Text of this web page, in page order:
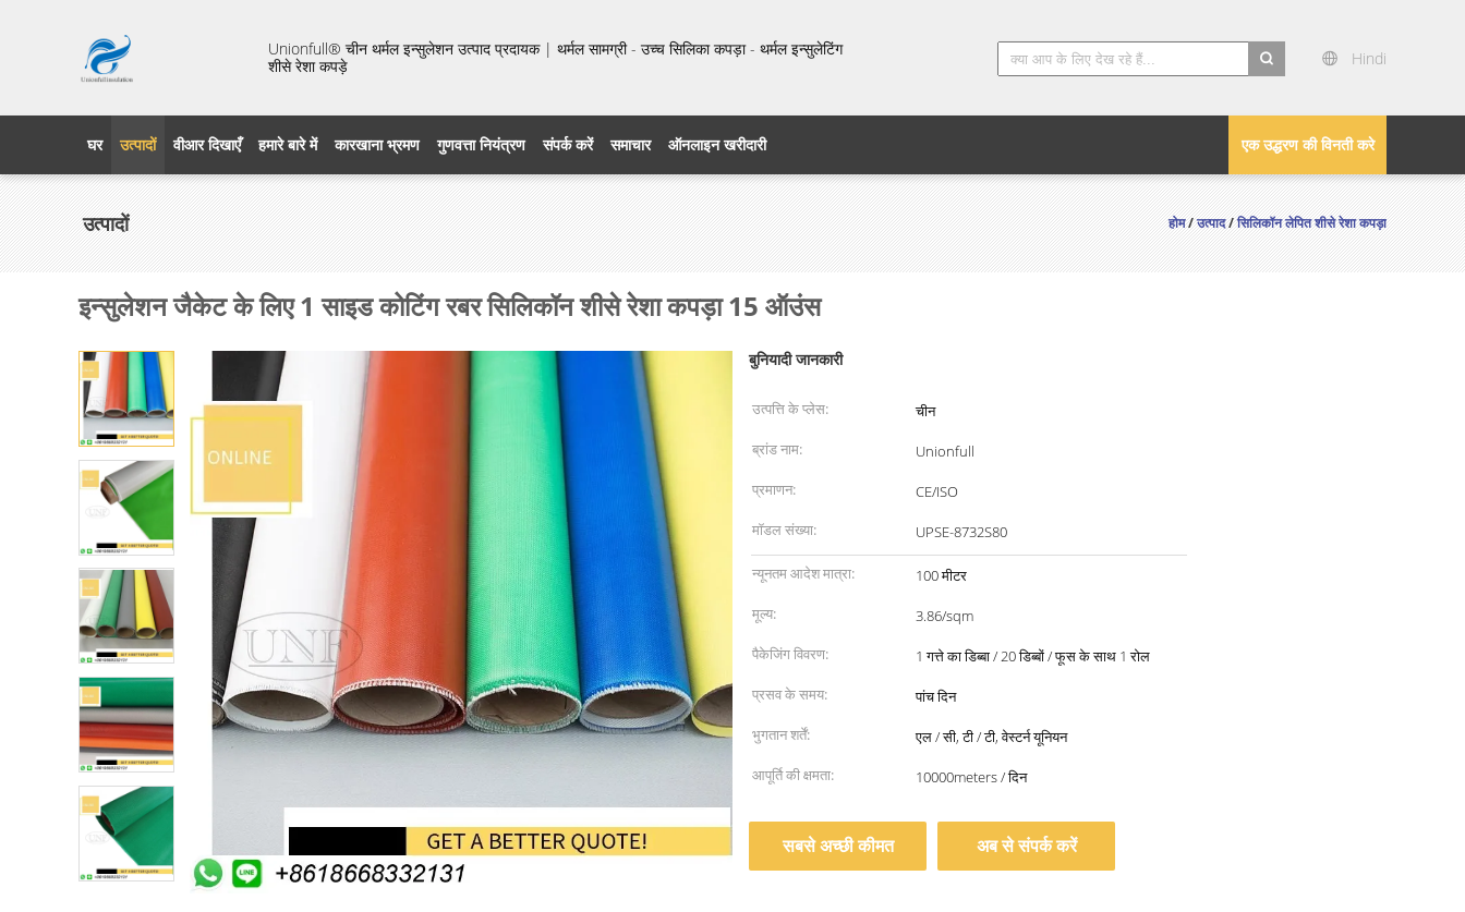
Unionfull® चीन थर्मल इन्सुलेशन उत्पाद प्रदायक | थर्मल सामग्री - उच्च सिलिका कपड़ा - थर्मल इन्सुलेटिंग
शीसे रेशा कपड़े
Hindi
एक उद्धरण की विनती करे
घर उत्पादों वीआर दिखाएँ हमारे बारे में कारखाना भ्रमण गुणवत्ता नियंत्रण संपर्क करें समाचार ऑनलाइन खरीदारी
उत्पादों होम/उत्पाद/सिलिकॉन लेपित शीसे रेशा कपड़ा
इन्सुलेशन जैकेट के लिए 1 साइड कोटिंग रबर सिलिकॉन शीसे रेशा कपड़ा 15 ऑउंस
बुनियादी जानकारी
उत्पत्ति के प्लेस:
चीन
ब्रांड नाम:
Unionfull
प्रमाणन:
CE/ISO
मॉडल संख्या:
UPSE-8732S80
न्यूनतम आदेश मात्रा:
100 मीटर
मूल्य:
3.86/sqm
पैकेजिंग विवरण:
1 गत्ते का डिब्बा / 20 डिब्बों / फूस के साथ 1 रोल
प्रसव के समय:
पांच दिन
भुगतान शर्तें:
एल / सी, टी / टी, वेस्टर्न यूनियन
आपूर्ति की क्षमता:
10000meters / दिन
सबसे अच्छी कीमत अब से संपर्क करें